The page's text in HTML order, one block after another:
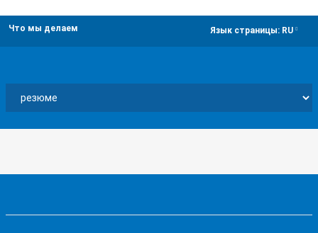
Что мы делаем Язык страницы: RU